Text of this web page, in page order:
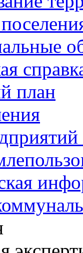
план